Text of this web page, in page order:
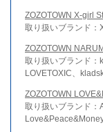
ZOZOTOWN X-girl
取り扱いブランド
ZOZOTOWN
取り扱いブランド：
LOVETOXIC、
ZOZOTOWN
取り扱いブランド：